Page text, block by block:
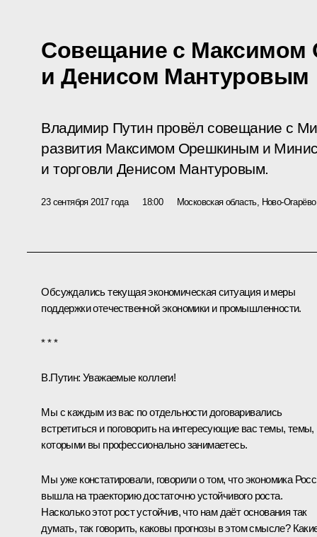
Совещание с
и Денисом Мантуровым
Владимир Путин провёл совещание с
развития Максимом Орешкиным и
и торговли Денисом Мантуровым.
23 сентября 2017 года 18:00 Московская область, Ново-Огарёво
Обсуждались текущая экономическая ситуация и меры
поддержки отечественной экономики и промышленности.
* * *
В.Путин: Уважаемые коллеги!
Мы с каждым из вас по отдельности договаривались
встретиться и поговорить на интересующие вас темы, темы,
которыми вы профессионально занимаетесь.
Мы уже констатировали, говорили о том, что экономика
вышла на траекторию достаточно устойчивого роста.
Насколько этот рост устойчив, что нам даёт основания так
думать, так говорить, каковы прогнозы в этом смысле?